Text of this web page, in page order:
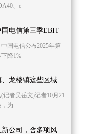
、e
国电信第三季EBIT
国电信公布2025年第
降1%
龙楼镇这些区域
记者吴岳文)记者10月21
，为
公司，含多项风